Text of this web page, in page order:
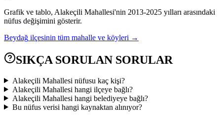
Grafik ve tablo, Alakeçili Mahallesi'nin 2013-2025 yılları arasındaki
nüfus değişimini gösterir.
Beydağ ilçesinin tüm mahalle ve köyleri →
SIKÇA SORULAN SORULAR
Alakeçili Mahallesi nüfusu kaç kişi?
Alakeçili Mahallesi hangi ilçeye bağlı?
Alakeçili Mahallesi hangi belediyeye bağlı?
Bu nüfus verisi hangi kaynaktan alınıyor?